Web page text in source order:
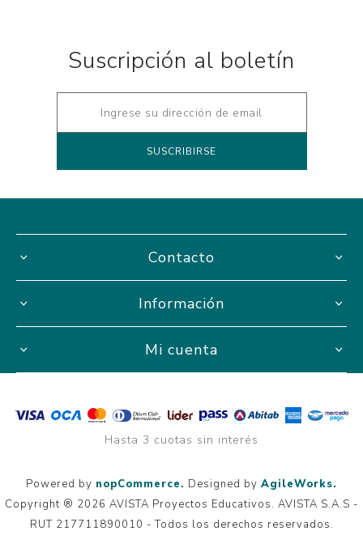
Suscripción al boletín
Contacto
Información
Mi cuenta
Hasta 3 cuotas sin interés
Powered by nopCommerce. Designed by AgileWorks.
Copyright ® 2026 AVISTA Proyectos Educativos. AVISTA S.A.S -
RUT 217711890010 - Todos los derechos reservados.